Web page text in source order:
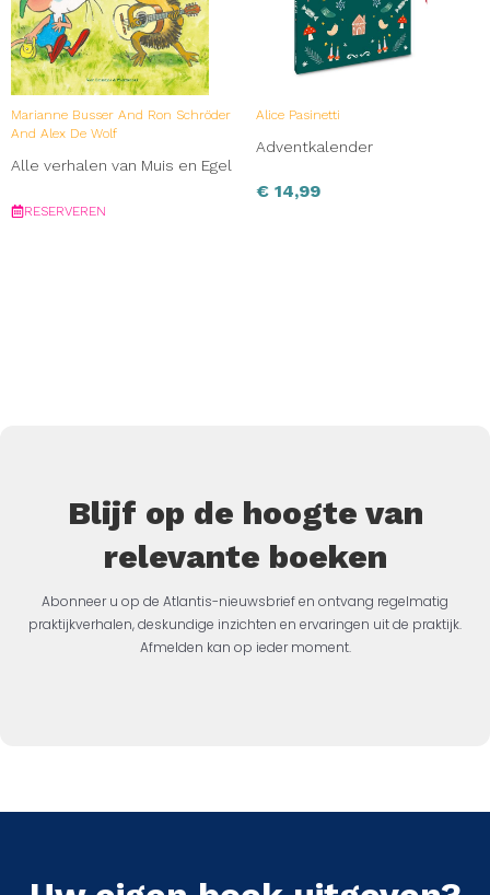
Marianne Busser And Ron Schröder
And Alex De Wolf
Alle verhalen van Muis en Egel
RESERVEREN
Alice Pasinetti
Adventkalender
€ 14,99
Blijf op de hoogte van
relevante boeken
Abonneer u op de Atlantis-nieuwsbrief en ontvang regelmatig
praktijkverhalen, deskundige inzichten en ervaringen uit de praktijk.
Afmelden kan op ieder moment.